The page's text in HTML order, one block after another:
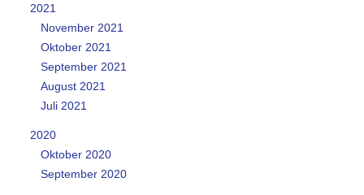
2021
November 2021
Oktober 2021
September 2021
August 2021
Juli 2021
2020
Oktober 2020
September 2020